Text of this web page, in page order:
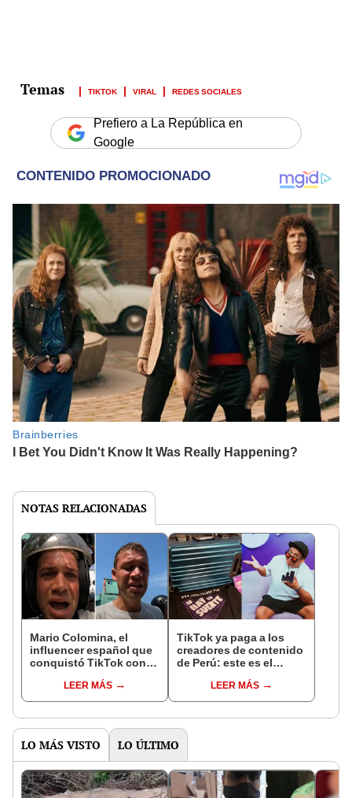
TIKTOK VIRAL REDES SOCIALES
Prefiero a La República en
Google
NOTAS RELACIONADAS
Mario Colomina, el
influencer español que
conquistó TikTok con
"Mi amor nació por la
gastronomía"
LEER MÁS
TikTok ya paga a los
creadores de contenido
de Perú: este es el
llegar a cobrar por 1.000
vistas
LEER MÁS
LO MÁS VISTO LO ÚLTIMO